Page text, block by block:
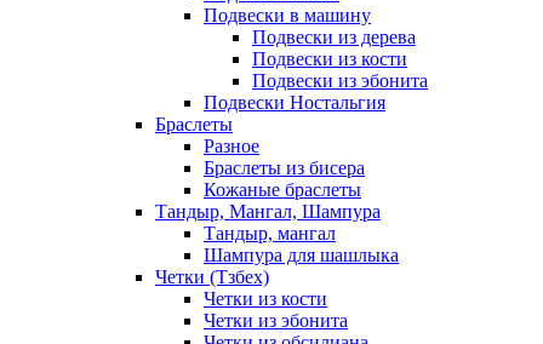
Подвески в машину
Подвески из дерева
Подвески из кости
Подвески из эбонита
Подвески Ностальгия
Браслеты
Разное
Браслеты из бисера
Кожаные браслеты
Тандыр, Мангал, Шампура
Тандыр, мангал
Шампура для шашлыка
Четки (Тзбех)
Четки из кости
Четки из эбонита